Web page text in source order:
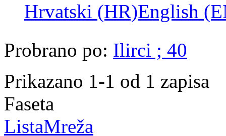
Hrvatski (HR)English
Probrano po: Ilirci ; 40
Prikazano 1-1 od 1 zapisa
Faseta
ListaMreža